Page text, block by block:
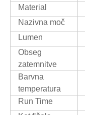
Material
Nazivna moč
Lumen
Obseg
zatemnitve
Barvna
temperatura
Run Time